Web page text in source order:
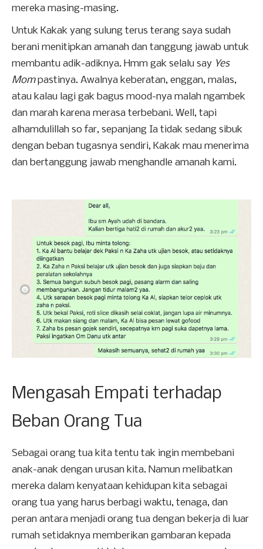
mereka masing-masing.
Untuk Kakak yang sulung terus terang saya sudah
berani menitipkan amanah dan tanggung jawab untuk
membantu adik-adiknya. Hmm gak selalu say Yes
Mompastinya. Awalnya keberatan, enggan, malas,
atau kalau lagi gak bagus mood-nya malah ngambek
dan marah karena merasa terbebani. Well, tapi
alhamdulillah so far, sepanjang Ia tidak sedang sibuk
dengan beban tugasnya sendiri, Kakak mau menerima
dan bertanggung jawab menghandle amanah kami.
Mengasah Empati terhadap
Beban Orang Tua
Sebagai orang tua kita tentu tak ingin membebani
anak-anak dengan urusan kita. Namun melibatkan
mereka dalam kenyataan kehidupan kita sebagai
orang tua yang harus berbagi waktu, tenaga, dan
peran antara menjadi orang tua dengan bekerja di luar
rumah setidaknya memberikan gambaran kepada